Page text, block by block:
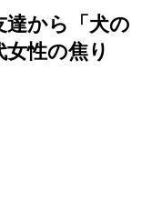
から「犬の
性の焦り